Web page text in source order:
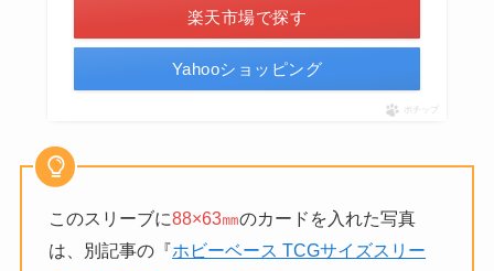
楽天市場で探す
Yahooショッピング
ポチップ
このスリーブに88×63㎜のカードを入れた写真
は、別記事の『ホビーベース TCGサイズスリー